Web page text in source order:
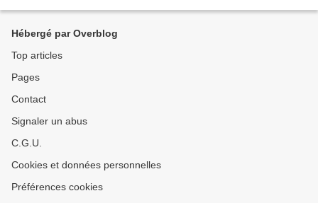
Hébergé par Overblog
Top articles
Pages
Contact
Signaler un abus
C.G.U.
Cookies et données personnelles
Préférences cookies